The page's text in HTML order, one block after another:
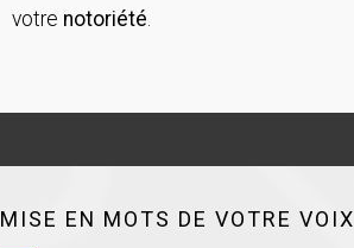
votre notoriété.
MISE EN MOTS DE VOTRE VOIX